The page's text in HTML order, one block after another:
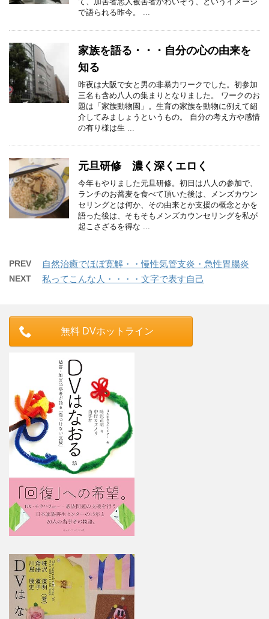
で語られる昨今。 ...
家族を語る・・・自分の心の由来を
知る
昨夜は大阪で女と男の非暴力ワークでした。初参加
三名も含め八人の集まりとなりました。 ワークのお
題は「家族動物園」。生育の家族を動物に例えて紹
介してみましょうというもの。 自分の考え方や感情
の有り様は生 ...
元旦研修 濃く深くエロく
今年もやりました元旦研修。初日は八人の参加で、
ランチのお蕎麦を食べて頂いた後は、メンズカウン
セリングとは何か、その由来とか支援の概念とかを
語った後は、そもそもメンズカウンセリングを私が
起こさざるを得な ...
PREV 自然治癒でほぼ寛解・・慢性気管支炎・急性胃腸炎
NEXT 私ってこんな人・・・・文字で表す自己
無料 DVホットライン